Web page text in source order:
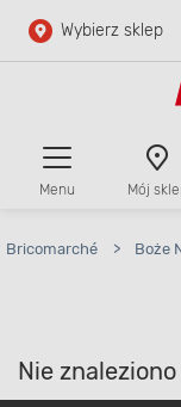
Przejdź do
Wybierz sklep
Menu Mój
Bricomarché > Boże
Nie